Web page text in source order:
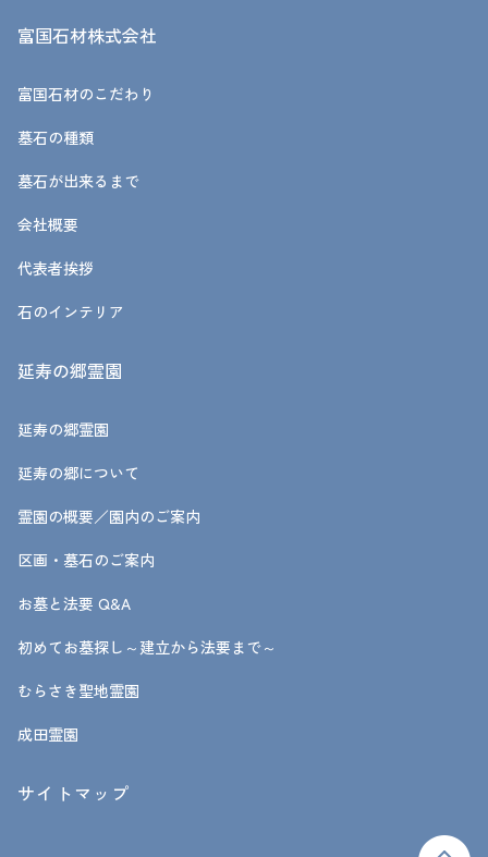
富国石材株式会社
富国石材のこだわり
墓石の種類
墓石が出来るまで
会社概要
代表者挨拶
石のインテリア
延寿の郷霊園
延寿の郷霊園
延寿の郷について
霊園の概要／園内のご案内
区画・墓石のご案内
お墓と法要 Q&A
初めてお墓探し～建立から法要まで～
むらさき聖地霊園
成田霊園
サイトマップ